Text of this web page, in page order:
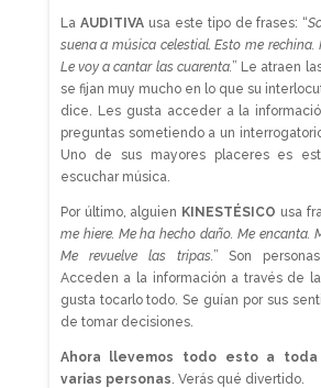
La AUDITIVAusa este tipo de frases: “
suena a música celestial. Esto me rechina.
Le voy a cantar las cuarenta. ” Le atraen
se fijan muy mucho en lo que su
dice. Les gusta acceder a la
preguntas sometiendo a un
Uno de sus mayores placeres es
escuchar música.
Por último, alguien KINESTÉSICO usa
me hiere. Me ha hecho daño. Me encanta.
Me revuelve las tripas. ” Son
Acceden a la información a través de
gusta tocarlo todo. Se guían por sus
de tomar decisiones.
Ahora llevemos todo esto a
varias personas . Verás qué divertido.